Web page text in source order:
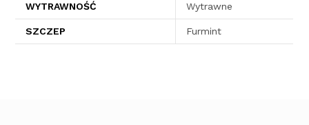
WYTRAWNOŚĆ Wytrawne
SZCZEP Furmint